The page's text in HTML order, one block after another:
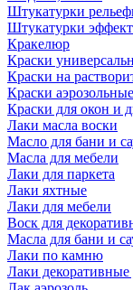
Штукатурки
Штукатурки
Кракелюр
Краски
Краски на
Краски аэрозольные
Краски для окон и
Лаки масла воски
Масло для бани и
Масла для мебели
Лаки для паркета
Лаки яхтные
Лаки для мебели
Воск для
Масла для бани и
Лаки по камню
Лаки декоративные